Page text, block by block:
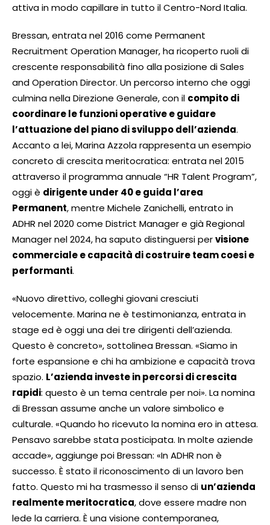
attiva in modo capillare in tutto il Centro-Nord Italia.
Bressan, entrata nel 2016 come Permanent
Recruitment Operation Manager, ha ricoperto ruoli di
crescente responsabilità fino alla posizione di Sales
and Operation Director. Un percorso interno che oggi
culmina nella Direzione Generale, con il compito di
coordinare le funzioni operative e guidare
l’attuazione del piano di sviluppo dell’azienda.
Accanto a lei, Marina Azzola rappresenta un esempio
concreto di crescita meritocratica: entrata nel 2015
attraverso il programma annuale “HR Talent Program”,
oggi è dirigente under 40 e guida l’area
Permanent, mentre Michele Zanichelli, entrato in
ADHR nel 2020 come District Manager e già Regional
Manager nel 2024, ha saputo distinguersi pervisione
commerciale e capacità di costruire team coesi e
performanti.
«Nuovo direttivo, colleghi giovani cresciuti
velocemente. Marina ne è testimonianza, entrata in
stage ed è oggi una dei tre dirigenti dell’azienda.
Questo è concreto», sottolinea Bressan. «Siamo in
forte espansione e chi ha ambizione e capacità trova
spazio. L’azienda investe in percorsi di crescita
rapidi: questo è un tema centrale per noi». La nomina
di Bressan assume anche un valore simbolico e
culturale. «Quando ho ricevuto la nomina ero in attesa.
Pensavo sarebbe stata posticipata. In molte aziende
accade», aggiunge poi Bressan: «In ADHR non è
successo. È stato il riconoscimento di un lavoro ben
fatto. Questo mi ha trasmesso il senso di un’azienda
realmente meritocratica, dove essere madre non
lede la carriera. È una visione contemporanea,